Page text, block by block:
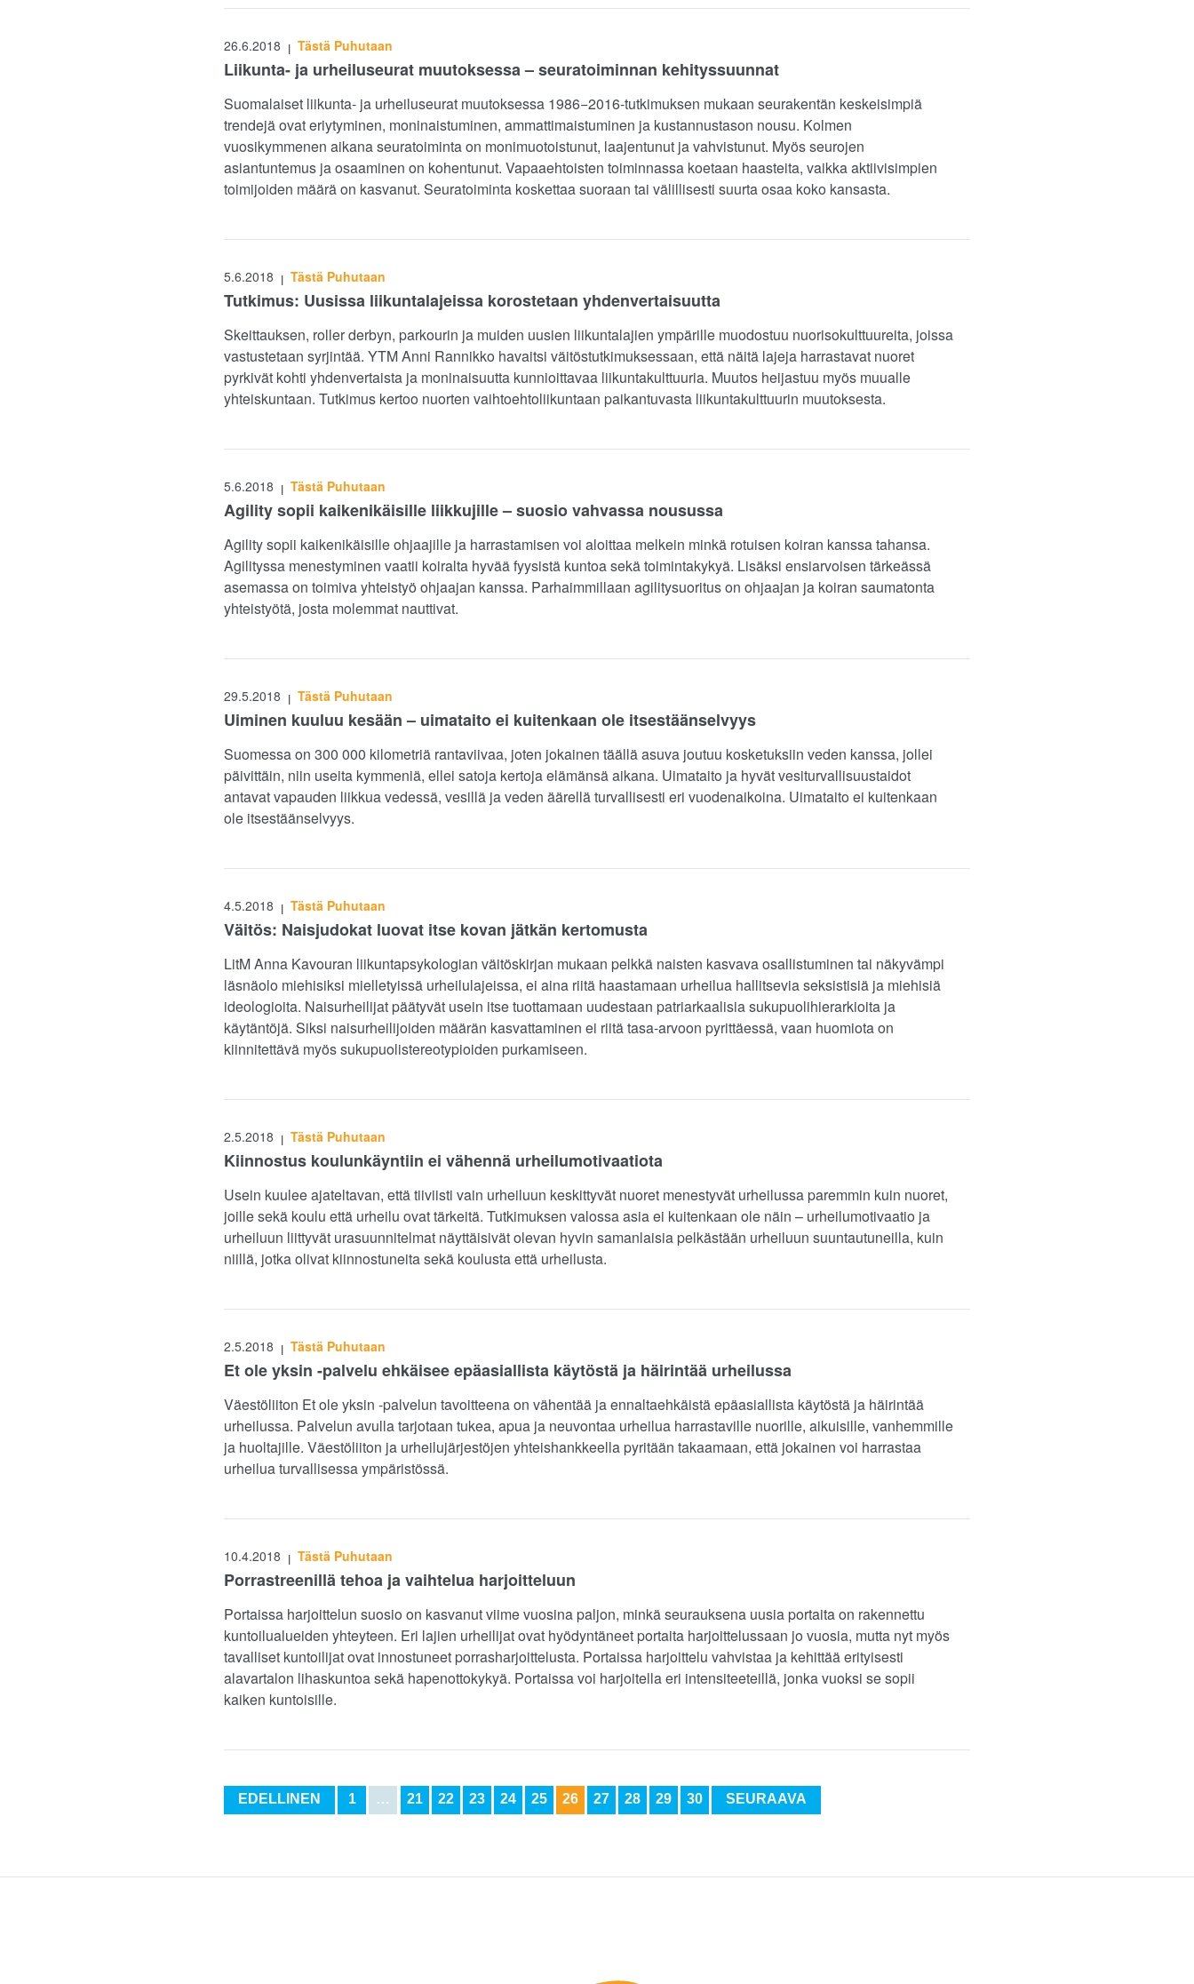
26.6.2018 | Tästä Puhutaan
Liikunta- ja urheiluseurat muutoksessa – seuratoiminnan kehityssuunnat
Suomalaiset liikunta- ja urheiluseurat muutoksessa 1986−2016-tutkimuksen mukaan seurakentän keskeisimpiä
trendejä ovat eriytyminen, moninaistuminen, ammattimaistuminen ja kustannustason nousu. Kolmen
vuosikymmenen aikana seuratoiminta on monimuotoistunut, laajentunut ja vahvistunut. Myös seurojen
asiantuntemus ja osaaminen on kohentunut. Vapaaehtoisten toiminnassa koetaan haasteita, vaikka aktiivisimpien
toimijoiden määrä on kasvanut. Seuratoiminta koskettaa suoraan tai välillisesti suurta osaa koko kansasta.
5.6.2018 | Tästä Puhutaan
Tutkimus: Uusissa liikuntalajeissa korostetaan yhdenvertaisuutta
Skeittauksen, roller derbyn, parkourin ja muiden uusien liikuntalajien ympärille muodostuu nuorisokulttuureita, joissa
vastustetaan syrjintää. YTM Anni Rannikko havaitsi väitöstutkimuksessaan, että näitä lajeja harrastavat nuoret
pyrkivät kohti yhdenvertaista ja moninaisuutta kunnioittavaa liikuntakulttuuria. Muutos heijastuu myös muualle
yhteiskuntaan. Tutkimus kertoo nuorten vaihtoehtoliikuntaan paikantuvasta liikuntakulttuurin muutoksesta.
5.6.2018 | Tästä Puhutaan
Agility sopii kaikenikäisille liikkujille – suosio vahvassa nousussa
Agility sopii kaikenikäisille ohjaajille ja harrastamisen voi aloittaa melkein minkä rotuisen koiran kanssa tahansa.
Agilityssa menestyminen vaatii koiralta hyvää fyysistä kuntoa sekä toimintakykyä. Lisäksi ensiarvoisen tärkeässä
asemassa on toimiva yhteistyö ohjaajan kanssa. Parhaimmillaan agilitysuoritus on ohjaajan ja koiran saumatonta
yhteistyötä, josta molemmat nauttivat.
29.5.2018 | Tästä Puhutaan
Uiminen kuuluu kesään – uimataito ei kuitenkaan ole itsestäänselvyys
Suomessa on 300 000 kilometriä rantaviivaa, joten jokainen täällä asuva joutuu kosketuksiin veden kanssa, jollei
päivittäin, niin useita kymmeniä, ellei satoja kertoja elämänsä aikana. Uimataito ja hyvät vesiturvallisuustaidot
antavat vapauden liikkua vedessä, vesillä ja veden äärellä turvallisesti eri vuodenaikoina. Uimataito ei kuitenkaan
ole itsestäänselvyys.
4.5.2018 | Tästä Puhutaan
Väitös: Naisjudokat luovat itse kovan jätkän kertomusta
LitM Anna Kavouran liikuntapsykologian väitöskirjan mukaan pelkkä naisten kasvava osallistuminen tai näkyvämpi
läsnäolo miehisiksi mielletyissä urheilulajeissa, ei aina riitä haastamaan urheilua hallitsevia seksistisiä ja miehisiä
ideologioita. Naisurheilijat päätyvät usein itse tuottamaan uudestaan patriarkaalisia sukupuolihierarkioita ja
käytäntöjä. Siksi naisurheilijoiden määrän kasvattaminen ei riitä tasa-arvoon pyrittäessä, vaan huomiota on
kiinnitettävä myös sukupuolistereotypioiden purkamiseen.
2.5.2018 | Tästä Puhutaan
Kiinnostus koulunkäyntiin ei vähennä urheilumotivaatiota
Usein kuulee ajateltavan, että tiiviisti vain urheiluun keskittyvät nuoret menestyvät urheilussa paremmin kuin nuoret,
joille sekä koulu että urheilu ovat tärkeitä. Tutkimuksen valossa asia ei kuitenkaan ole näin – urheilumotivaatio ja
urheiluun liittyvät urasuunnitelmat näyttäisivät olevan hyvin samanlaisia pelkästään urheiluun suuntautuneilla, kuin
niillä, jotka olivat kiinnostuneita sekä koulusta että urheilusta.
2.5.2018 | Tästä Puhutaan
Et ole yksin -palvelu ehkäisee epäasiallista käytöstä ja häirintää urheilussa
Väestöliiton Et ole yksin -palvelun tavoitteena on vähentää ja ennaltaehkäistä epäasiallista käytöstä ja häirintää
urheilussa. Palvelun avulla tarjotaan tukea, apua ja neuvontaa urheilua harrastaville nuorille, aikuisille, vanhemmille
ja huoltajille. Väestöliiton ja urheilujärjestöjen yhteishankkeella pyritään takaamaan, että jokainen voi harrastaa
urheilua turvallisessa ympäristössä.
10.4.2018 | Tästä Puhutaan
Porrastreenillä tehoa ja vaihtelua harjoitteluun
Portaissa harjoittelun suosio on kasvanut viime vuosina paljon, minkä seurauksena uusia portaita on rakennettu
kuntoilualueiden yhteyteen. Eri lajien urheilijat ovat hyödyntäneet portaita harjoittelussaan jo vuosia, mutta nyt myös
tavalliset kuntoilijat ovat innostuneet porrasharjoittelusta. Portaissa harjoittelu vahvistaa ja kehittää erityisesti
alavartalon lihaskuntoa sekä hapenottokykyä. Portaissa voi harjoitella eri intensiteeteillä, jonka vuoksi se sopii
kaiken kuntoisille.
EDELLINEN 1 … 21 22 23 24 25 26 27 28 29 30 SEURAAVA